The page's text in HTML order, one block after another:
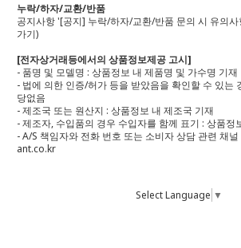
누락/하자/교환/반품
공지사항 '[공지] 누락/하자/교환/반품 문의 시 유의
가기)
[전자상거래등에서의 상품정보제공 고시]
- 품명 및 모델명 : 상품정보 내 제품명 및 가수명 기재
- 법에 의한 인증/허가 등을 받았음을 확인할 수 있는
당없음
- 제조국 또는 원산지 : 상품정보 내 제조국 기재
- 제조자, 수입품의 경우 수입자를 함께 표기 : 상품정
- A/S 책임자와 전화 번호 또는 소비자 상담 관련 채
ant.co.kr
Select Language ▼